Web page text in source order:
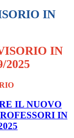
IN
IN
2025
IL NUOVO
IN